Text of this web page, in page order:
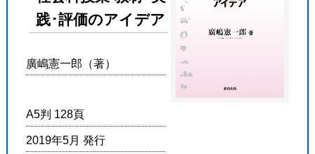
践･評価のアイデア
廣嶋憲一郎（著）
A5判 128頁
2019年5月 発行